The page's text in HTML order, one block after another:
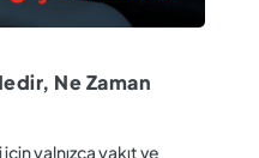
Ne Zaman
yalnızca yakıt ve